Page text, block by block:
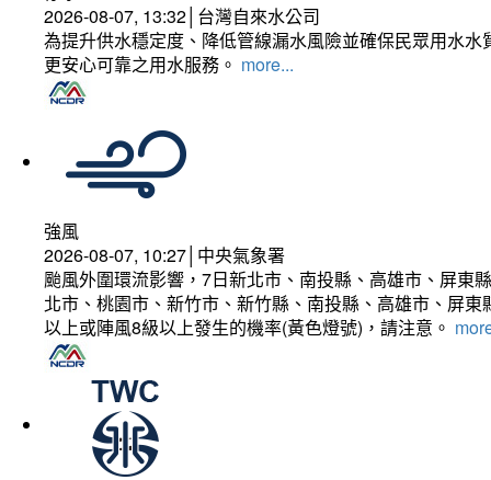
2026-08-07, 13:32│台灣自來水公司
為提升供水穩定度、降低管線漏水風險並確保民眾用水
更安心可靠之用水服務。 more...
強風
2026-08-07, 10:27│中央氣象署
颱風外圍環流影響，7日新北市、南投縣、高雄市、屏東
北市、桃園市、新竹市、新竹縣、南投縣、高雄市、屏
以上或陣風8級以上發生的機率(黃色燈號)，請注意。